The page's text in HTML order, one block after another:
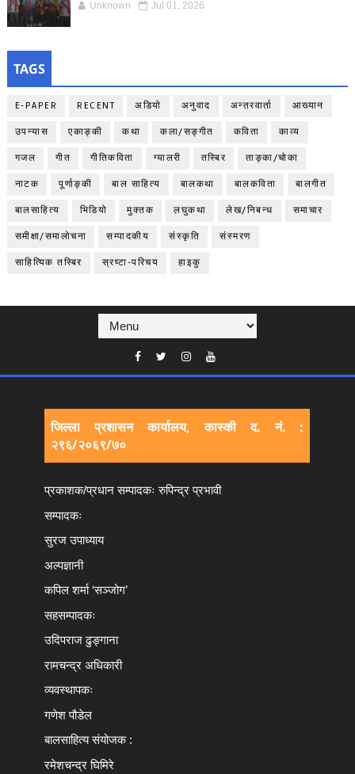
Unknown Jul 01, 2026
TAGS
E-PAPER RECENT अडियो अनुवाद अन्तरवार्ता आख्यान
उपन्यास एकाङ्‍की कथा कला/सङ्गीत कविता काव्य
गजल गीत गीतिकविता ग्यालरी तस्बिर ताङ्‍का/चोका
नाटक पूर्णाङ्‍की बाल साहित्य बालकथा बालकविता बालगीत
बालसाहित्य भिडियो मुक्तक लघुकथा लेख/निबन्ध समाचार
समीक्षा/समालोचना सम्पादकीय संस्कृति संस्मरण
साहित्यिक तस्बिर स्रष्टा-परिचय हाइकु
जिल्ला प्रशासन कार्यालय, कास्की द. नं. :
२९६/२०६९/७०
प्रकाशक/प्रधान सम्पादकः रुपिन्द्र प्रभावी
सम्पादकः
सुरज उपाध्याय
अल्पज्ञानी
कपिल शर्मा ‘सञ्जोग’
सहसम्पादकः
उदिपराज ढुङ्‍गाना
रामचन्द्र अधिकारी
व्यवस्थापकः
गणेश पौडेल
बालसाहित्य संयोजक :
रमेशचन्द्र घिमिरे